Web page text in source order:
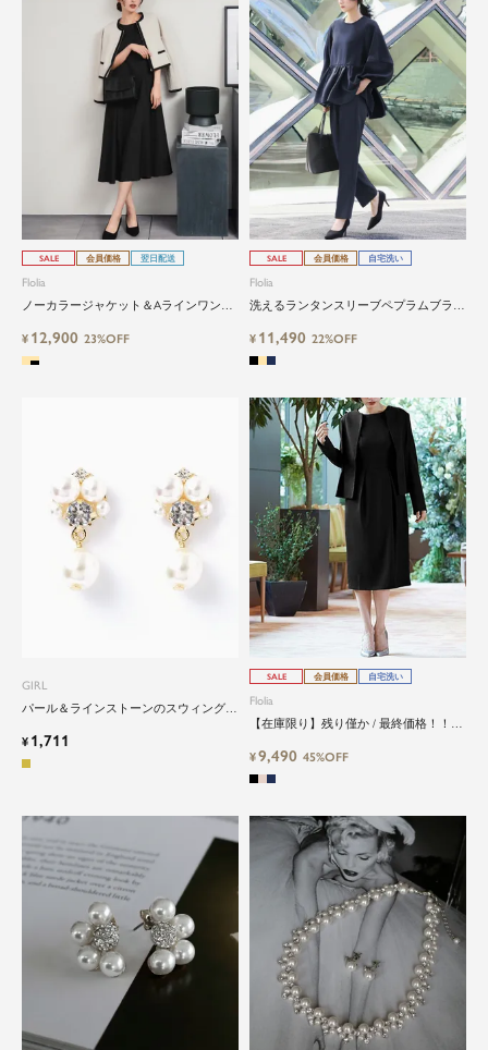
SALE 会員価格 翌日配送
Flolia
ノーカラージャケット＆Aラインワンピ
¥ 12,900 23%OFF
SALE 会員価格 自宅洗い
Flolia
洗えるランタンスリーブペプラムブラウ
レモニースーツ
¥ 11,490 22%OFF
GIRL
パール＆ラインストーンのスウィングピ
¥ 1,711
SALE 会員価格 自宅洗い
Flolia
【在庫限り】残り僅か / 最終価格！！洗
ンピースの2点セットアップセレモニー
スーツ
¥9,490 45%OFF